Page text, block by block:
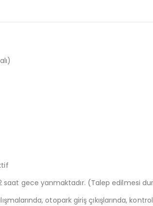
saat gece yanmaktadır. (Talep edilmesi
otopark giriş çıkışlarında,